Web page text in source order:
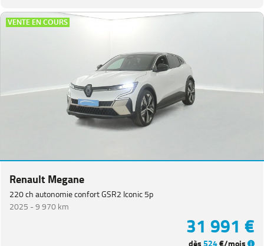
VENTE EN COURS
Renault Megane
220 ch autonomie confort GSR2 Iconic 5p
2025 -9 970 km
31 991 €